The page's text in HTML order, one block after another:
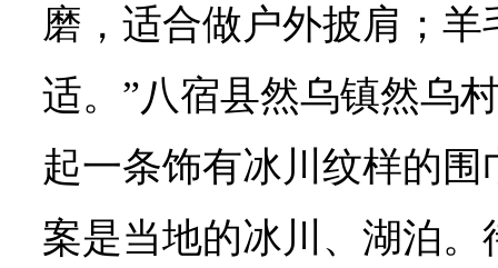
磨，适合做户外披肩；
适。”八宿县然乌镇然乌
起一条饰有冰川纹样的
案是当地的冰川、湖泊